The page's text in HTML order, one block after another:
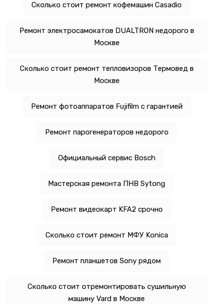
Сколько стоит ремонт кофемашин Casadio
Ремонт электросамокатов DUALTRON недорого в
Москве
Сколько стоит ремонт тепловизоров Термовед в
Москве
Ремонт фотоаппаратов Fujifilm с гарантией
Ремонт парогенераторов недорого
Официальный сервис Bosch
Мастерская ремонта ПНВ Sytong
Ремонт видеокарт KFA2 срочно
Сколько стоит ремонт МФУ Konica
Ремонт планшетов Sony рядом
Сколько стоит отремонтировать сушильную
машину Vard в Москве